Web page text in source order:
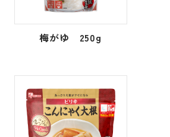
梅がゆ 250g